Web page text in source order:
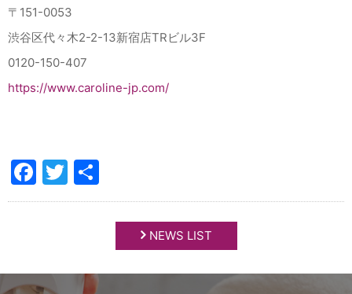
〒151-0053
渋谷区代々木2-2-13新宿店TRビル3F
0120-150-407
https://www.caroline-jp.com/
Facebook
Twitter
有
NEWS LIST